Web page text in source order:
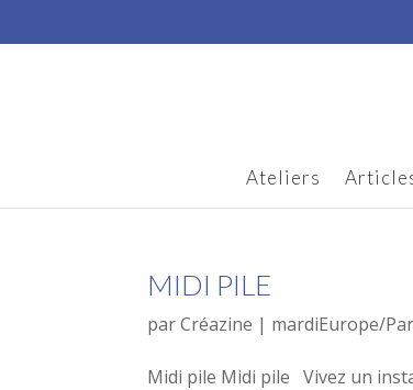
Ateliers
MIDI PILE
parCréazine | mardiEurope/
Midi pile Midi pile Vivez un